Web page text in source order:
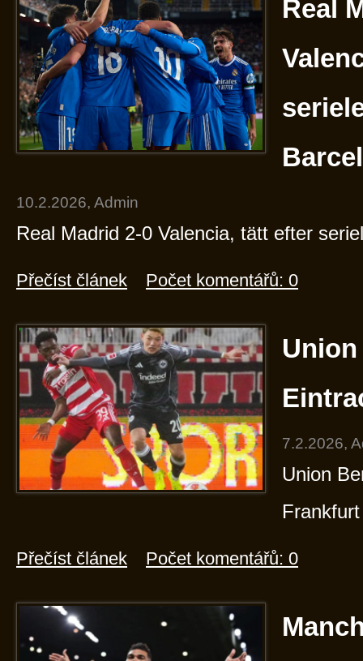
Real
10.2.2026, Admin
Real Madrid 2-0 Valencia, tätt efter
Přečíst článek Počet komentářů: 0
7.2.2026,
Union
Frankfurt
Přečíst článek Počet komentářů: 0